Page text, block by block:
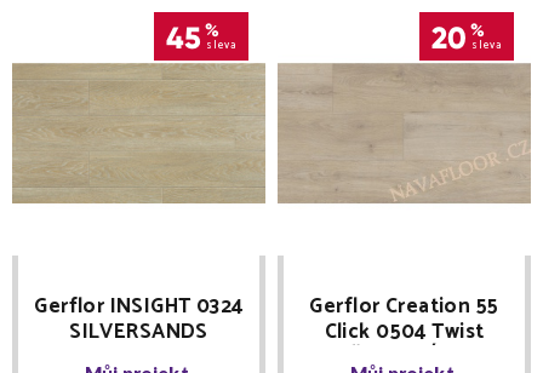
45 %
sleva
Gerflor INSIGHT 0324
SILVERSANDS
2,5mm/0,55mm vinyl
20 %
sleva
Gerflor Creation 55
Click 0504 Twist
MNOŽSTEVNÍ SLEVY